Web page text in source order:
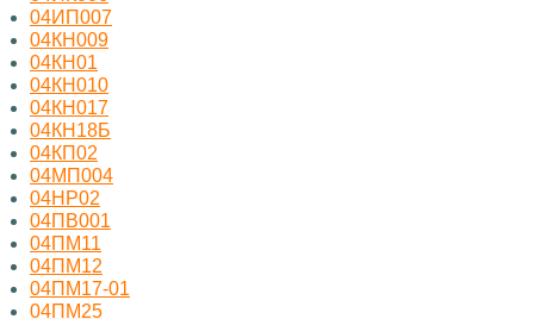
04ИП007
04КН009
04КН01
04КН010
04КН017
04КН18Б
04КП02
04МП004
04НР02
04ПВ001
04ПМ11
04ПМ12
04ПМ17-01
04ПМ25